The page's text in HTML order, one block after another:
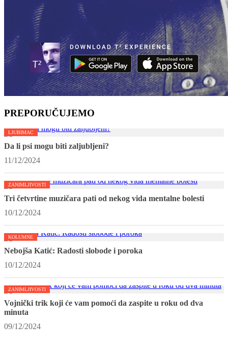
PREPORUČUJEMO
LJUBIMAC
Da li psi mogu biti zaljubljeni?
11/12/2024
ZANIMLJIVOSTI
Tri četvrtine muzičara pati od nekog vida mentalne bolesti
10/12/2024
KOLUMNE
Nebojša Katić: Radosti slobode i poroka
10/12/2024
ZANIMLJIVOSTI
Vojnički trik koji će vam pomoći da zaspite u roku od dva
minuta
09/12/2024